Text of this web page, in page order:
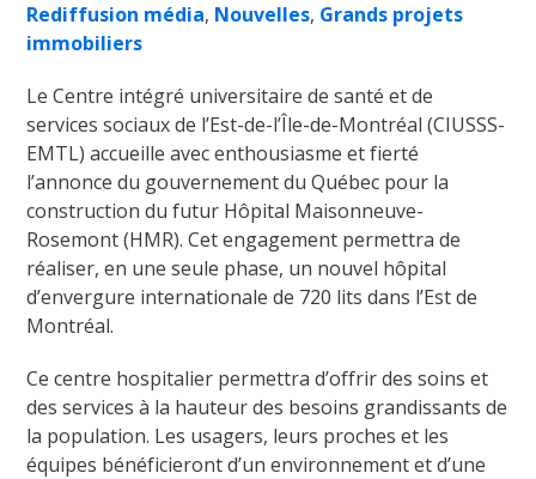
Rediffusion média, Nouvelles, Grands projets
immobiliers
Le Centre intégré universitaire de santé et de
services sociaux de l’Est-de-l’Île-de-Montréal (CIUSSS-
EMTL) accueille avec enthousiasme et fierté
l’annonce du gouvernement du Québec pour la
construction du futur Hôpital Maisonneuve-
Rosemont (HMR). Cet engagement permettra de
réaliser, en une seule phase, un nouvel hôpital
d’envergure internationale de 720 lits dans l’Est de
Montréal.
Ce centre hospitalier permettra d’offrir des soins et
des services à la hauteur des besoins grandissants de
la population. Les usagers, leurs proches et les
équipes bénéficieront d’un environnement et d’une